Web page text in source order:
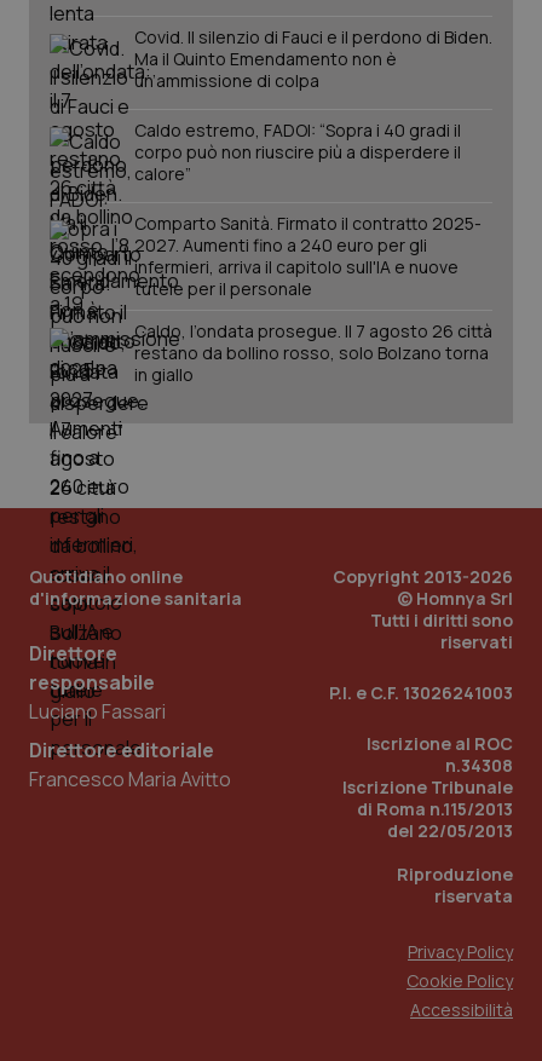
Covid. Il silenzio di Fauci e il perdono di Biden.
Ma il Quinto Emendamento non è
un’ammissione di colpa
Caldo estremo, FADOI: “Sopra i 40 gradi il
corpo può non riuscire più a disperdere il
calore”
Comparto Sanità. Firmato il contratto 2025-
2027. Aumenti fino a 240 euro per gli
infermieri, arriva il capitolo sull'IA e nuove
tutele per il personale
Caldo, l’ondata prosegue. Il 7 agosto 26 città
restano da bollino rosso, solo Bolzano torna
in giallo
Quotidiano online
d'informazione sanitaria
Direttore
responsabile
Luciano Fassari
Direttore editoriale
Francesco Maria Avitto
Copyright 2013-2026
© Homnya Srl
Tutti i diritti sono
riservati
P.I. e C.F. 13026241003
Iscrizione al ROC
n.34308
Iscrizione Tribunale
di Roma n.115/2013
del 22/05/2013
Riproduzione
riservata
Privacy Policy
Cookie Policy
Accessibilità
PHPSESSID
PHP.net
www.quotidianosanita.it
.quotidianosanita.it
1